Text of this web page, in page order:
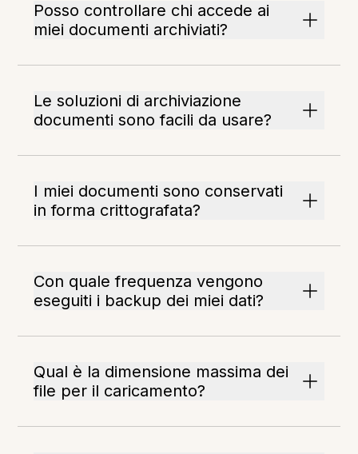
Posso controllare chi accede ai
miei documenti archiviati?
Le soluzioni di archiviazione
documenti sono facili da usare?
I miei documenti sono conservati
in forma crittografata?
Con quale frequenza vengono
eseguiti i backup dei miei dati?
Qual è la dimensione massima dei
file per il caricamento?